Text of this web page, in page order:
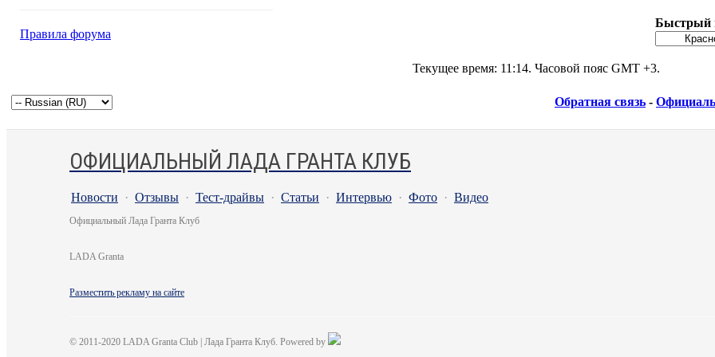
Правила форума
Быстрый
Текущее время: 11:14. Часовой пояс GMT +3.
Обратная связь -
ОФИЦИАЛЬНЫЙ ЛАДА ГРАНТА КЛУБ
Новости · Отзывы · Тест-драйвы · Статьи · Интервью · Фото · Видео
Официальный Лада Гранта Клуб
LADA Granta
Разместить рекламу на сайте
© 2011-2020 LADA Granta Club | Лада Гранта Клуб. Powered by